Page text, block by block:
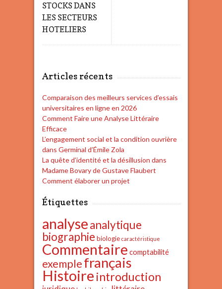
STOCKS DANS
LES SECTEURS
HOTELIERS
Articles récents
Comparaison des meilleurs services d’essais
universitaires en ligne en 2026
Comment Faire une Analyse Littéraire
Efficace
L’engagement social et la condition ouvrière
dans Germinal d’Émile Zola
La quête d’identité et la désillusion dans
Madame Bovary de Gustave Flaubert
Comment élaborer un projet
Étiquettes
analyseanalytique
biographie biologie caractéristique
Commentaire comptabilité
exemplefrançais
Histoire introduction